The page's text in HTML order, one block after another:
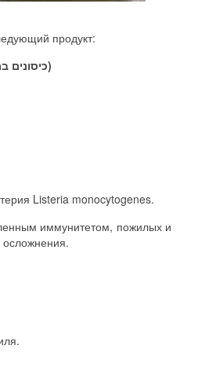
продукт:
Вареники с картофельной начинкой (כיסונים במילוי תפוח אדמה)
Listeria monocytogenes.
иммунитетом, пожилых и